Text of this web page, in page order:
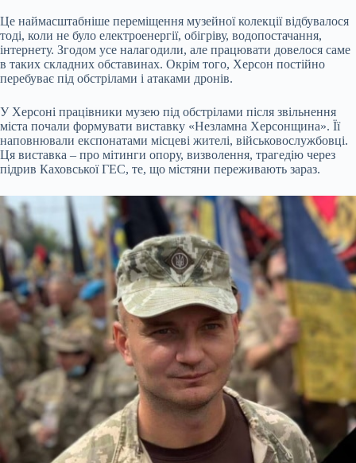
Це наймасштабніше переміщення музейної колекції відбувалося
тоді, коли не було електроенергії, обігріву, водопостачання,
інтернету. Згодом усе налагодили, але працювати довелося саме
в таких складних обставинах. Окрім того, Херсон постійно
перебуває під обстрілами і атаками дронів.
У Херсоні працівники музею під обстрілами після звільнення
міста почали формувати виставку «Незламна Херсонщина». Її
наповнювали експонатами місцеві жителі, військовослужбовці.
Ця виставка – про мітинги опору, визволення, трагедію через
підрив Каховської ГЕС, те, що містяни переживають зараз.